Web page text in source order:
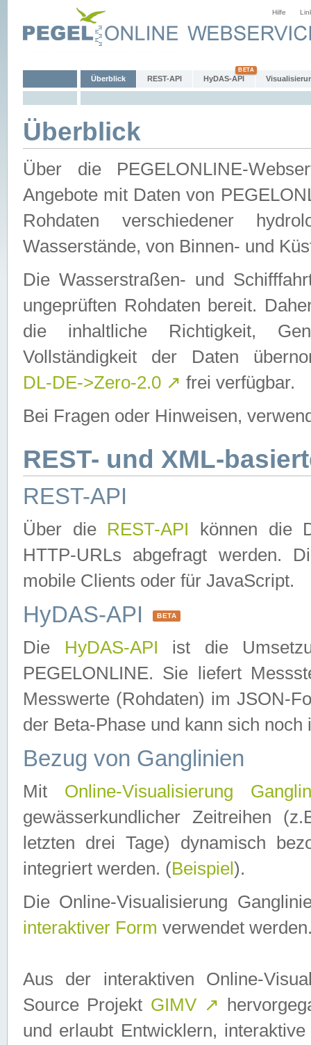
Hilfe
Überblick REST-API HyDAS-API
Überblick
Über die PEGELONLINE-
Angebote mit Daten von
Rohdaten verschiedener
Wasserstände, von Binnen- und
Die Wasserstraßen- und
ungeprüften Rohdaten bereit.
die inhaltliche Richtigkeit,
Vollständigkeit der Daten
DL-DE->Zero-2.0 ↗ frei verfügbar.
Bei Fragen oder Hinweisen,
REST- und XML-
REST-API
Über die REST-API können die
HTTP-URLs abgefragt werden.
mobile Clients oder für JavaScript.
HyDAS-API BETA
Die HyDAS-API ist die
PEGELONLINE. Sie liefert
Messwerte (Rohdaten) im JSON-
der Beta-Phase und kann sich noch
Bezug von Ganglinien
Mit Online-Visualisierung
gewässerkundlicher Zeitreihen
letzten drei Tage) dynamisch
integriert werden. (Beispiel ).
Die Online-Visualisierung
interaktiver Form verwendet
Aus der interaktiven Online-
Source Projekt GIMV ↗
und erlaubt Entwicklern,